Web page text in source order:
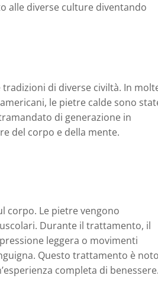
alle diverse culture diventando
di diverse civiltà. In
le pietre calde sono
di generazione in
del corpo e della mente.
corpo. Le pietre vengono
Durante il trattamento, il
leggera o movimenti
Questo trattamento è noto
completa di benessere.